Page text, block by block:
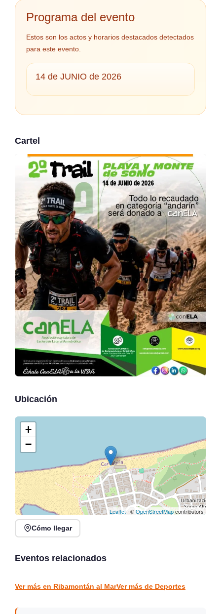
Programa del evento
Estos son los actos y horarios destacados detectados
para este evento.
14 de JUNIO de 2026
Cartel
Ubicación
+
−
Leaflet| ©OpenStreetMapcontributors
Cómo llegar
Eventos relacionados
Deporte Rural en
Arnuero
Ver más en Ribamontán al MarVer más de Deportes